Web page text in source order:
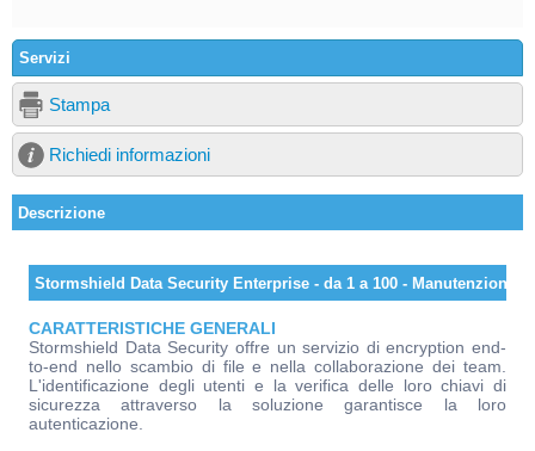
Servizi
Stampa
Richiedi informazioni
Descrizione
Stormshield Data Security Enterprise - da 1 a 100 - Manutenzione 5
CARATTERISTICHE GENERALI
Stormshield Data Security offre un servizio di encryption end-
to-end nello scambio di file e nella collaborazione dei team.
L'identificazione degli utenti e la verifica delle loro chiavi di
sicurezza attraverso la soluzione garantisce la loro
autenticazione.